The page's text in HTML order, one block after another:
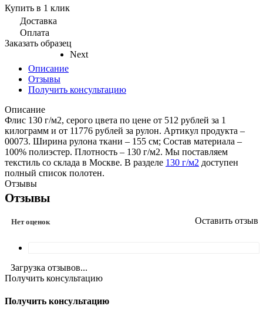
Next
Купить в 1 клик
Доставка
Оплата
Заказать образец
Описание
Отзывы
Получить консультацию
Описание
Флис 130 г/м2, серого цвета по цене от 512 рублей за 1
килограмм и от 11776 рублей за рулон. Артикул продукта –
00073. Ширина рулона ткани – 155 см; Состав материала –
100% полиэстер. Плотность – 130 г/м2. Мы поставляем
текстиль со склада в Москве. В разделе 130 г/м2 доступен
полный список полотен.
Отзывы
Отзывы
Нет оценок Оставить отзыв
Загрузка отзывов...
Получить консультацию
Получить консультацию